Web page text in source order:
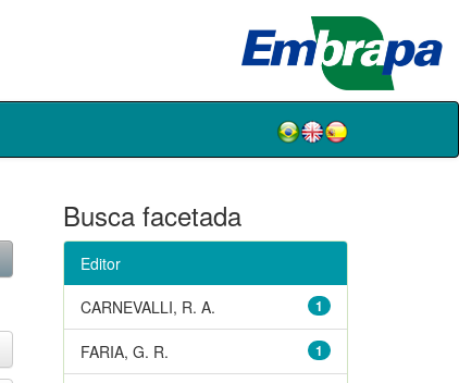
Busca facetada
Editor
1
CARNEVALLI, R. A.
1
FARIA, G. R.